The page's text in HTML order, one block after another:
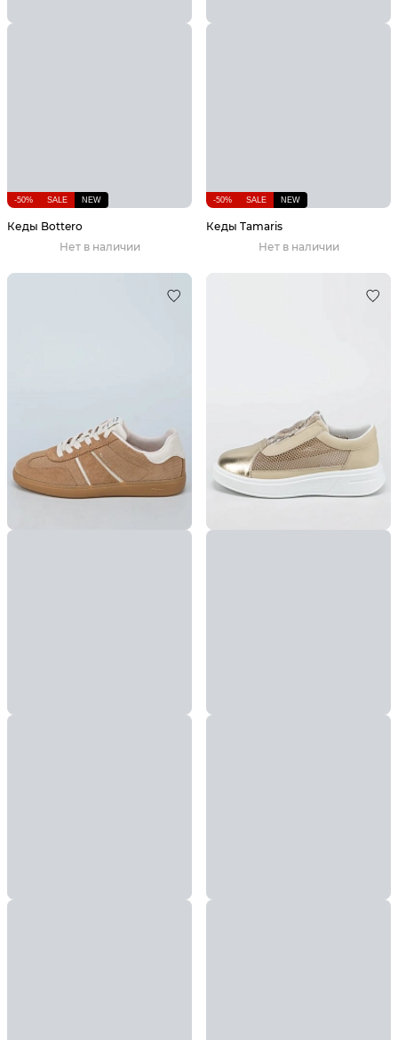
-50% SALE NEW
Кеды Bottero
Нет в наличии
-50% SALE NEW
Кеды Tamaris
Нет в наличии